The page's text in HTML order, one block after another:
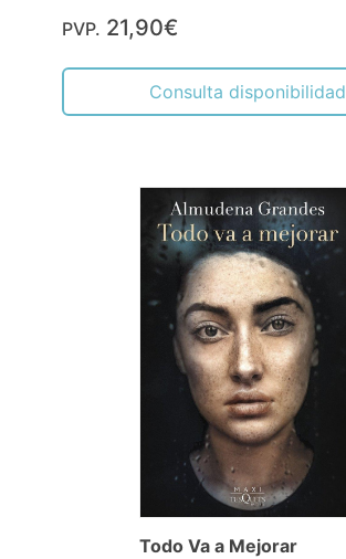
PVP. 21,90€
Consulta disponibilidad
Todo Va a Mejorar